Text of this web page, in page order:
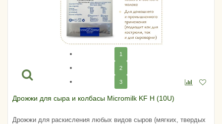
1
2
3
Дрожжи для сыра и колбасы Micromilk KF H (10U)
Дрожжи для раскисления любых видов сыров (мягких, твердых